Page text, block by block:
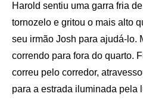
Harold sentiu uma garra fria
tornozelo e gritou o mais alto
seu irmão Josh para ajudá-lo.
correndo para fora do quarto.
correu pelo corredor,
para a estrada iluminada pela